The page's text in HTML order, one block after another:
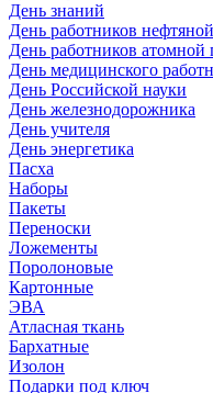
День знаний
День работников
День работников
День медицинского
День Российской науки
День железнодорожника
День учителя
День энергетика
Пасха
Наборы
Пакеты
Переноски
Ложементы
Поролоновые
Картонные
ЭВА
Атласная ткань
Бархатные
Изолон
Подарки под ключ